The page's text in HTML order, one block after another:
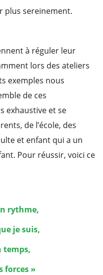
plus sereinement.
à réguler leur
lors des ateliers
exemples nous
de ces
exhaustive et se
de l’école, des
et enfant qui a un
Pour réussir, voici ce
rythme,
je suis,
temps,
forces »